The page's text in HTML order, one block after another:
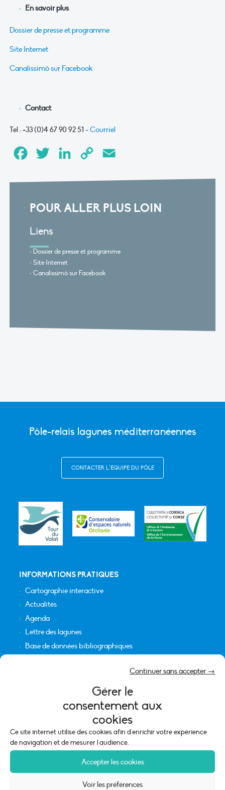
Gérer le
consentement aux
cookies
Ce site internet utilise des cookies afin d'enrichir votre expérience
de navigation et de mesurer l'audience.
Accepter les cookies
Continuer sans accepter →
Voir les préférences
En savoir plus
Dossier de presse et programme
Site Internet
Canalissimô sur Facebook
Contact
Tel : +33 (0)4 67 90 92 51 -Courriel
FacebookTwitter LinkedInCopy
POUR ALLER PLUS LOIN
Liens
Dossier de presse et programme
Site Internet
Canalissimô sur Facebook
Pôle-relais lagunes méditerranéennes
CONTACTER L’ÉQUIPE DU PÔLE
INFORMATIONS PRATIQUES
Cartographie interactive
Actualités
Agenda
Lettre des lagunes
Base de données bibliographiques
Mentions légales
Politique de cookies (UE)